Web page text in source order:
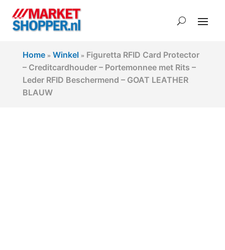
Home» Winkel » Figuretta RFID Card Protector
– Creditcardhouder – Portemonnee met Rits –
Leder RFID Beschermend – GOAT LEATHER
BLAUW